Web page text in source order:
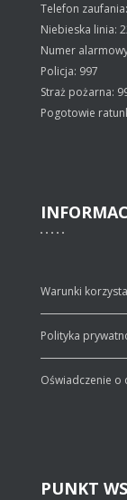
Telefon
Niebieska linia:
Numer
Policja: 997
Straż pożarna:
Pogotowie
Warunki
Polityka
Oświadczenie o
PUNKT